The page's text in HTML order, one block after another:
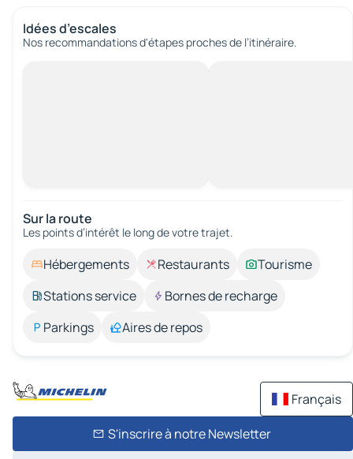
Idées d’escales
Nos recommandations d'étapes proches de l’itinéraire.
Sur la route
Les points d’intérêt le long de votre trajet.
Hébergements Restaurants
Tourisme
Stations service
Bornes de recharge
Parkings
Aires de repos
Français
S'inscrire à notre Newsletter